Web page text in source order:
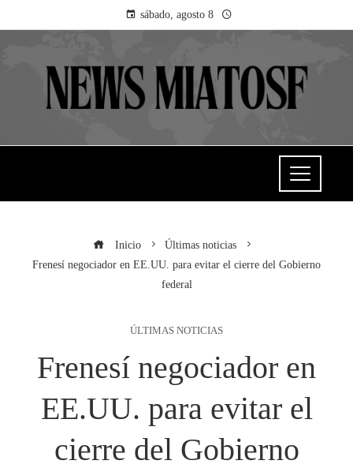
sábado, agosto 8
Inicio
Últimas noticias
Frenesí negociador en EE.UU. para evitar el cierre del Gobierno
federal
ÚLTIMAS NOTICIAS
Frenesí negociador en
EE.UU. para evitar el
cierre del Gobierno